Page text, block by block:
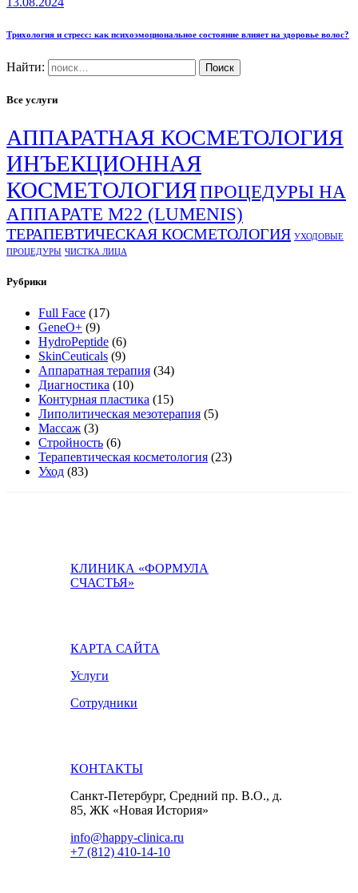
Трихология и стресс: как психоэмоциональное состояние влияет на здоровье волос?
Найти:
Все услуги
АППАРАТНАЯ КОСМЕТОЛОГИЯ
ИНЪЕКЦИОННАЯ
КОСМЕТОЛОГИЯПРОЦЕДУРЫ НА
АППАРАТЕ М22 (LUMENIS)
ТЕРАПЕВТИЧЕСКАЯ КОСМЕТОЛОГИЯ УХОДОВЫЕ
ПРОЦЕДУРЫ ЧИСТКА ЛИЦА
Рубрики
Full Face (17)
GeneO+ (9)
HydroPeptide (6)
SkinCeuticals (9)
Аппаратная терапия (34)
Диагностика (10)
Контурная пластика (15)
Липолитическая мезотерапия (5)
Массаж (3)
Стройность (6)
Терапевтическая косметология (23)
Уход (83)
КЛИНИКА «ФОРМУЛА
СЧАСТЬЯ»
КАРТА САЙТА
Услуги
Сотрудники
КОНТАКТЫ
Санкт-Петербург, Средний пр. В.О., д.
85, ЖК «Новая История»
info@happy-clinica.ru
+7 (812) 410-14-10